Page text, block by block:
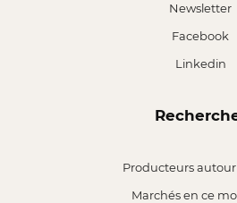
Newsletter
Facebook
Linkedin
Producteurs
Marchés en ce